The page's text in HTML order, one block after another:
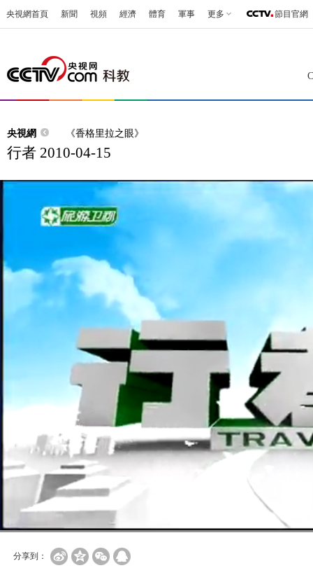
央視網首頁 新聞 視頻 經濟 體育 軍事 更多 節目官網
央視網 《香格里拉之眼》
行者 2010-04-15
分享到：